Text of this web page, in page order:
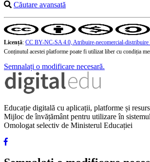
Căutare avansată
Licență: CC BY-NC-SA 4.0, Atribuire-necomercial-
Conținutul acestei platforme poate fi utilizat liber cu condiția
Semnalați o modificare necesară.
Educație digitală cu aplicații, platforme și
Mijloc de învățământ pentru utilizare în
Omologat selectiv de Ministerul Educației